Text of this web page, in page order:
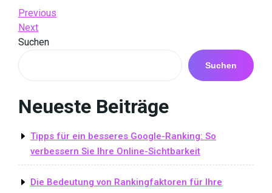
Beitrags-
Navigation
Previous
Post
Previous
Next
Post
Next
Suchen
Suchen
Neueste Beiträge
Tipps für ein besseres Google-Ranking: So
verbessern Sie Ihre Online-Sichtbarkeit
Die Bedeutung von Rankingfaktoren für Ihre